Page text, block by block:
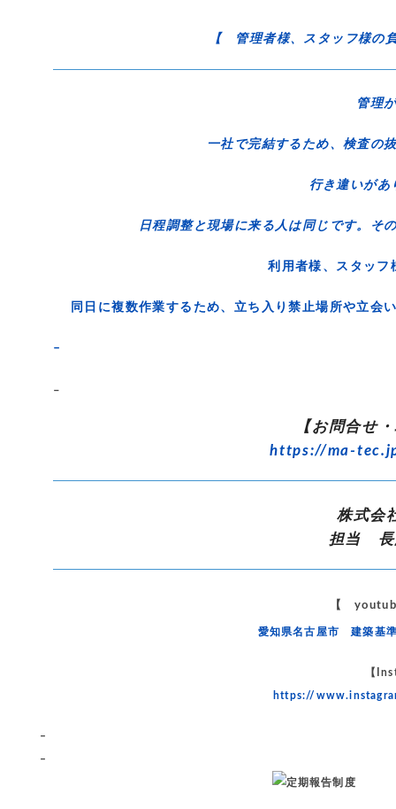
【 管理者様、スタッフ様の
管理
一社で完結するため、検査の
行き違いが
日程調整と現場に来る人は同じです。そ
利用者様、スタッ
同日に複数作業するため、立ち入り禁止場所や立会
–
–
【お問合せ
https://ma-
株式会
担当 長
【
愛知県名古屋市 建築基
【
https://
–
–